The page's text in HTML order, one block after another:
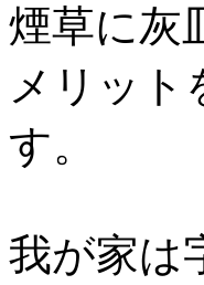
煙草に灰
メリット
す。
我が家は